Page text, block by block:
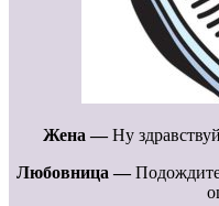
Жена —Ну
Любовница —